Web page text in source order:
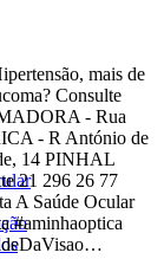
mais de
Consulte
- Rua
- R António de
14 PINHAL
21 296 26 77
A Saúde Ocular
#aminhaoptica